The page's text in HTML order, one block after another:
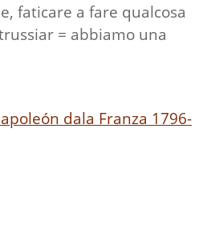
faticare a fare qualcosa
= abbiamo una
dala Franza 1796-